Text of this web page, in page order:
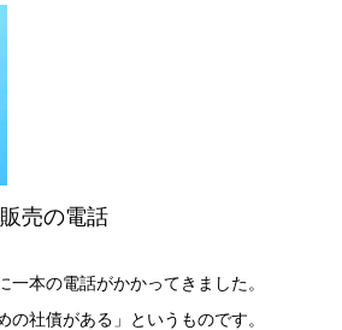
売の電話
一本の電話がかかってきました。
の社債がある」というものです。